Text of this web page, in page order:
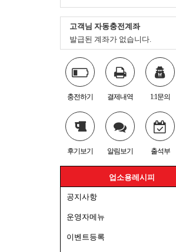
고객님 자동충전계좌
발급된 계좌가 없습니다.
충전하기 결제내역 1:1문의
후기보기 알림보기 출석부
업소용레시피
공지사항
운영자메뉴
이벤트등록